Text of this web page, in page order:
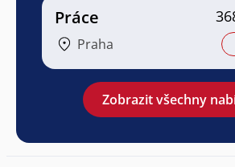
Práce
Praha
Zobrazit všechny